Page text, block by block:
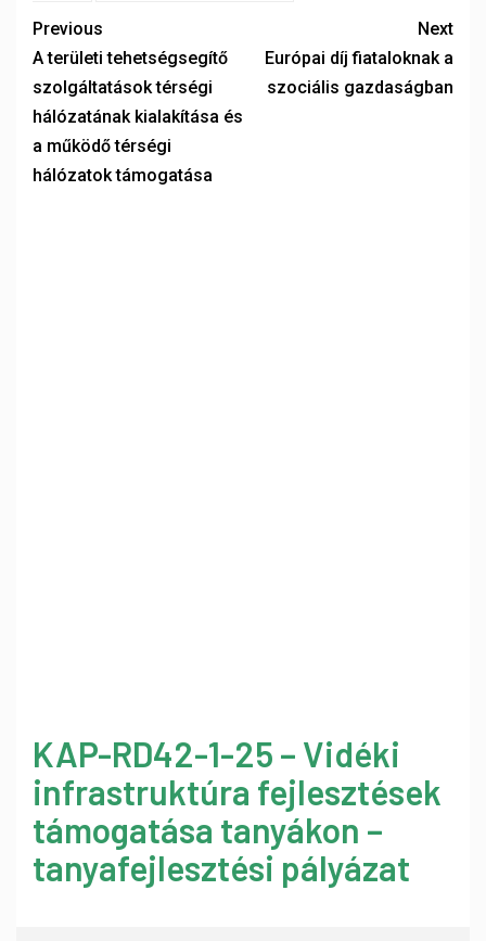
Previous
A területi tehetségsegítő
szolgáltatások térségi
hálózatának kialakítása és
a működő térségi
hálózatok támogatása
Next
Európai díj fiataloknak a
szociális gazdaságban
KAP-RD42-1-25 – Vidéki
infrastruktúra fejlesztések
támogatása tanyákon –
tanyafejlesztési pályázat